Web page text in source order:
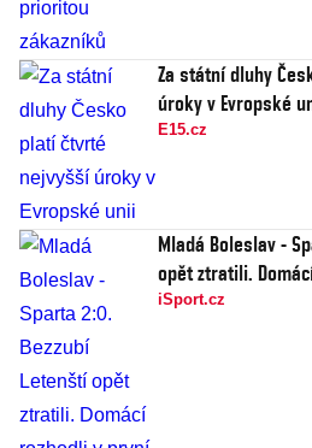
Za státní dluhy
úroky v Evropské
E15.cz
Mladá Boleslav -
opět ztratili.
iSport.cz